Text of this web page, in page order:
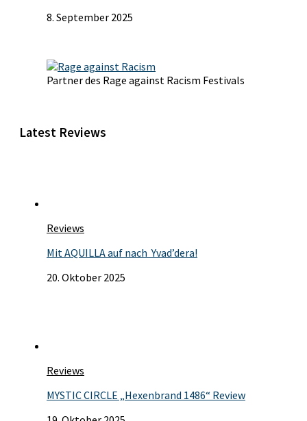
8. September 2025
Partner des Rage against Racism Festivals
Latest Reviews
Reviews
Mit AQUILLA auf nach Yvad’dera!
20. Oktober 2025
Reviews
MYSTIC CIRCLE „Hexenbrand 1486“ Review